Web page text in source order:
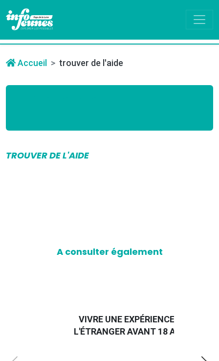
Accueil trouver de l'aide
TROUVER DE L'AIDE
A consulter également
VIVRE UNE EXPÉRIENCE À
L'ÉTRANGER AVANT 18 ANS